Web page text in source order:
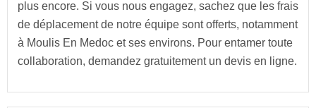
plus encore. Si vous nous engagez, sachez que les frais
de déplacement de notre équipe sont offerts, notamment
à Moulis En Medoc et ses environs. Pour entamer toute
collaboration, demandez gratuitement un devis en ligne.